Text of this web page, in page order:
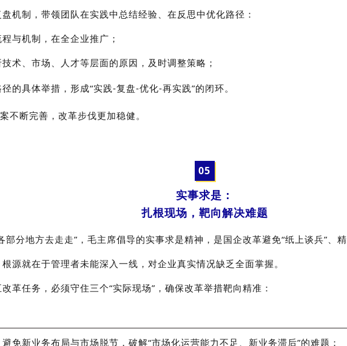
机制，带领团队在实践中总结经验、在反思中优化路径：
与机制，在全企业推广；
术、市场、人才等层面的原因，及时调整策略；
的具体举措，形成“实践-复盘-优化-再实践”的闭环。
不断完善，改革步伐更加稳健。
05
实事求是：
扎根现场，靶向解决难题
分地方去走走”，毛主席倡导的实事求是精神，是国企改革避免“纸上谈兵”、
源就在于管理者未能深入一线，对企业真实情况缺乏全面掌握。
革任务，必须守住三个“实际现场”，确保改革举措靶向精准：
免新业务布局与市场脱节，破解“市场化运营能力不足、新业务滞后”的难题；